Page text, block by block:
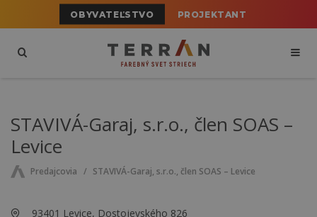
OBYVATEĽSTVO PROJEKTANT
STAVIVÁ-Garaj, s.r.o., člen SOAS –
Levice
Predajcovia STAVIVÁ-Garaj, s.r.o., člen SOAS – Levice
93401 Levice, Dostojevského 826